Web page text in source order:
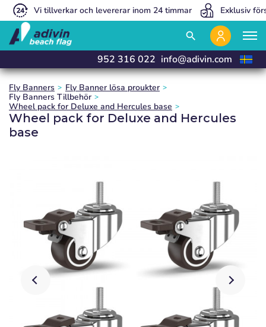
Vi tillverkar och levererar inom 24 timmar Exklusiv
search
close
952 316 022 info@adivin.com
close
Fly Banners
Fly Banner lösa proukter
Fly Banners Tillbehör
Wheel pack for Deluxe and Hercules base
Wheel pack for Deluxe and Hercules
base
close